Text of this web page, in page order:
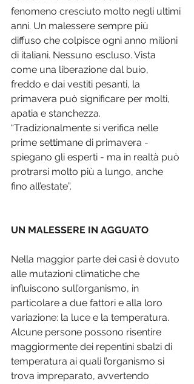
fenomeno cresciuto molto negli ultimi
anni. Un malessere sempre più
diffuso che colpisce ogni anno milioni
di italiani. Nessuno escluso. Vista
come una liberazione dal buio,
freddo e dai vestiti pesanti, la
primavera può significare per molti,
apatia e stanchezza.
“Tradizionalmente si verifica nelle
prime settimane di primavera -
spiegano gli esperti - ma in realtà può
protrarsi molto più a lungo, anche
fino all’estate”.
UN MALESSERE IN AGGUATO
Nella maggior parte dei casi è dovuto
alle mutazioni climatiche che
influiscono sull’organismo, in
particolare a due fattori e alla loro
variazione: la luce e la temperatura.
Alcune persone possono risentire
maggiormente dei repentini sbalzi di
temperatura ai quali l’organismo si
trova impreparato, avvertendo